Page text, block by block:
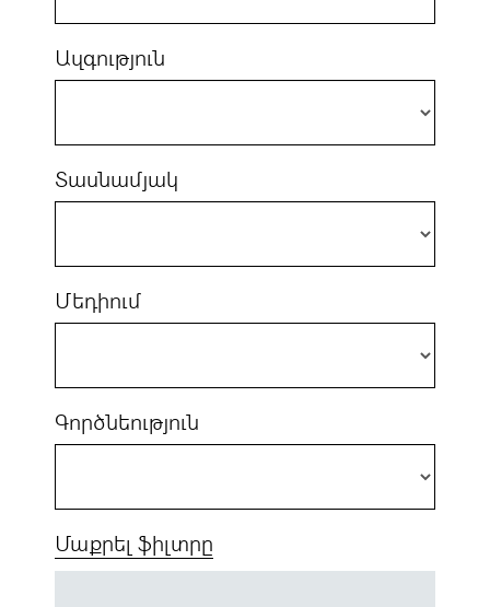
Ազգություն
Տասնամյակ
Մեդիում
Գործնեություն
Մաքրել ֆիլտրը